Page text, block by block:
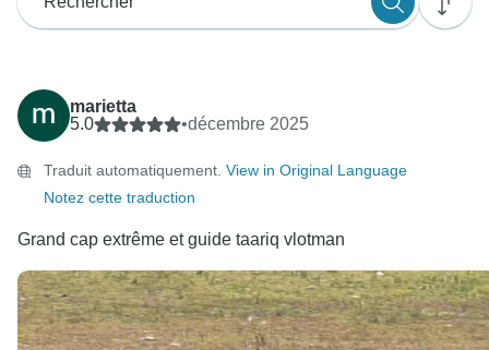
marietta
5.0
•décembre 2025
Traduit automatiquement. View in Original Language
Notez cette traduction
Grand cap extrême et guide taariq vlotman